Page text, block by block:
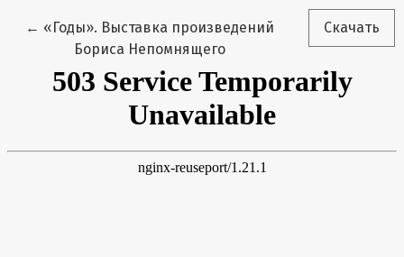
← Вернуться к Подробностям о статье
«Годы». Выставка произведений
Бориса Непомнящего
Скачать